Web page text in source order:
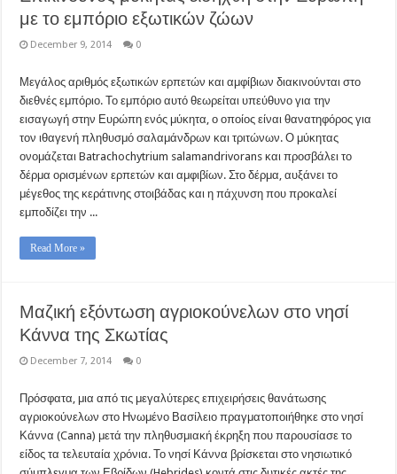
με το εμπόριο εξωτικών ζώων
December 9, 2014 0
Μεγάλος αριθμός εξωτικών ερπετών και αμφίβιων διακινούνται στο
διεθνές εμπόριο. Το εμπόριο αυτό θεωρείται υπεύθυνο για την
εισαγωγή στην Ευρώπη ενός μύκητα, ο οποίος είναι θανατηφόρος για
τον ιθαγενή πληθυσμό σαλαμάνδρων και τριτώνων. Ο μύκητας
ονομάζεται Batrachochytrium salamandrivorans και προσβάλει το
δέρμα ορισμένων ερπετών και αμφιβίων. Στο δέρμα, αυξάνει το
μέγεθος της κεράτινης στοιβάδας και η πάχυνση που προκαλεί
εμποδίζει την ...
Read More »
Μαζική εξόντωση αγριοκούνελων στο νησί
Κάννα της Σκωτίας
December 7, 2014 0
Πρόσφατα, μια από τις μεγαλύτερες επιχειρήσεις θανάτωσης
αγριοκούνελων στο Ηνωμένο Βασίλειο πραγματοποιήθηκε στο νησί
Κάννα (Canna) μετά την πληθυσμιακή έκρηξη που παρουσίασε το
είδος τα τελευταία χρόνια. Το νησί Κάννα βρίσκεται στο νησιωτικό